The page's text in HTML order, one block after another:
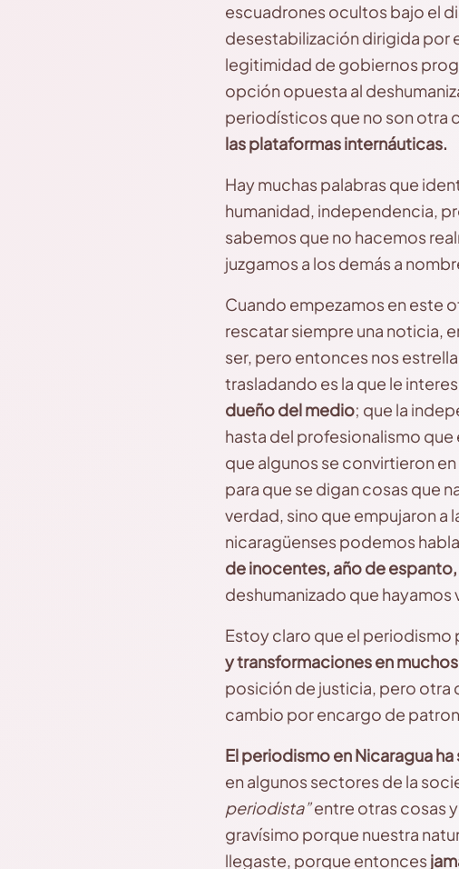
escuadrones ocultos bajo el
desestabilización dirigida por
legitimidad de gobiernos
opción opuesta al
periodísticos que no son otra
las plataformas internáuticas.
Hay muchas palabras que
humanidad, independencia,
sabemos que no hacemos
juzgamos a los demás a
Cuando empezamos en este
rescatar siempre una noticia,
ser, pero entonces nos
trasladando es la que le
dueño del medio; que la
hasta del profesionalismo que
que algunos se convirtieron
para que se digan cosas que
verdad, sino que empujaron
nicaragüenses podemos
de inocentes, año de
deshumanizado que hayamos
Estoy claro que el periodismo
y transformaciones en
posición de justicia, pero otra
cambio por encargo de
El periodismo en Nicaragua
en algunos sectores de la
periodista”entre otras cosas
gravísimo porque nuestra
llegaste, porque entonces